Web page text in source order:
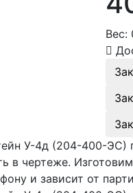
Вес:
У-4д (204-400-ЭС)
в чертеже.
и зависит от